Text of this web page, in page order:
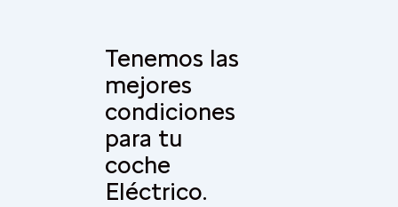
Tenemos las
mejores
condiciones
para tu
coche
Eléctrico.